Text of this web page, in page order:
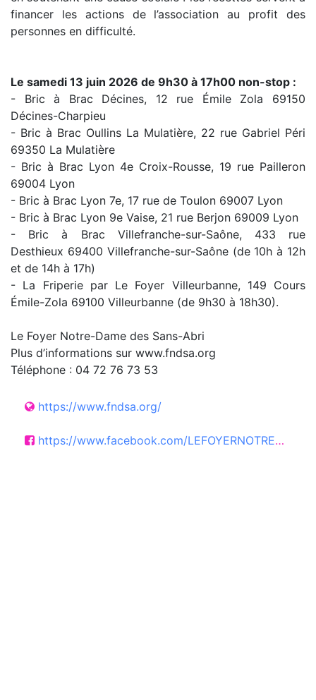
financer les actions de l’association au profit des
personnes en difficulté.
Le samedi 13 juin 2026 de 9h30 à 17h00 non-stop :
- Bric à Brac Décines, 12 rue Émile Zola 69150
Décines-Charpieu
- Bric à Brac Oullins La Mulatière, 22 rue Gabriel Péri
69350 La Mulatière
- Bric à Brac Lyon 4e Croix-Rousse, 19 rue Pailleron
69004 Lyon
- Bric à Brac Lyon 7e, 17 rue de Toulon 69007 Lyon
- Bric à Brac Lyon 9e Vaise, 21 rue Berjon 69009 Lyon
- Bric à Brac Villefranche-sur-Saône, 433 rue
Desthieux 69400 Villefranche-sur-Saône (de 10h à 12h
et de 14h à 17h)
- La Friperie par Le Foyer Villeurbanne, 149 Cours
Émile-Zola 69100 Villeurbanne (de 9h30 à 18h30).
Le Foyer Notre-Dame des Sans-Abri
Plus d’informations sur www.fndsa.org
Téléphone : 04 72 76 73 53
https://www.fndsa.org/
https://www.facebook.com/LEFOYERNOTREDAMEDESSANSABRI/